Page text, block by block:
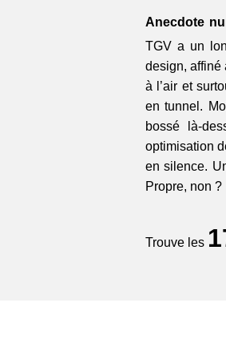
Anecdote
TGV a un
design, affiné
à l’air et
en tunnel.
bossé là-
optimisation
en silence.
Propre, non ?
Trouve les